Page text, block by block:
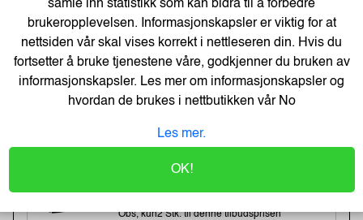
1 043,-
1283,-
834,- Eks. Mva. Kjøp
-20% Heftestift Tools 13/6 galv (2500)
Varenummer:159457 /11830725
Obs, kun2 Stk. til denne tilbudsprisen
samle inn statistikk som kan bidra til å forbedre
brukeropplevelsen. Informasjonskapsler er viktig for at
nettsiden vår skal vises korrekt i nettleseren din. Hvis du
fortsetter å bruke tjenestene våre, godkjenner du bruken av
informasjonskapsler. Les mer om informasjonskapsler og
hvordan de brukes i nettbutikken vårNo
Les mer.
OK!